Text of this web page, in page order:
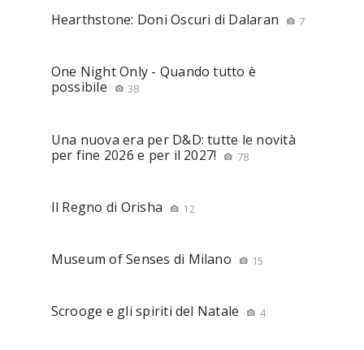
Hearthstone: Doni Oscuri di Dalaran 7
One Night Only - Quando tutto è
possibile
38
Una nuova era per D&D: tutte le novità
per fine 2026 e per il 2027!
78
Il Regno di Orisha 12
Museum of Senses di Milano 15
Scrooge e gli spiriti del Natale 4